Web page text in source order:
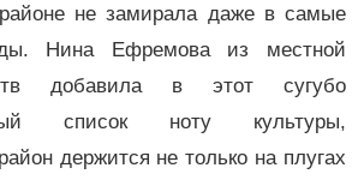
не замирала даже в самые
Нина Ефремова из местной
добавила в этот сугубо
список ноту культуры,
держится не только на плугах